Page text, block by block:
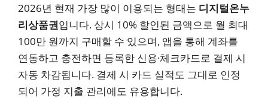
2026년 현재 가장 많이 이용되는 형태는 디지털온누
리상품권입니다. 상시 10% 할인된 금액으로 월 최대
100만 원까지 구매할 수 있으며, 앱을 통해 계좌를
연동하고 충전하면 등록한 신용·체크카드로 결제 시
자동 차감됩니다. 결제 시 카드 실적도 그대로 인정
되어 가정 지출 관리에도 유용합니다.